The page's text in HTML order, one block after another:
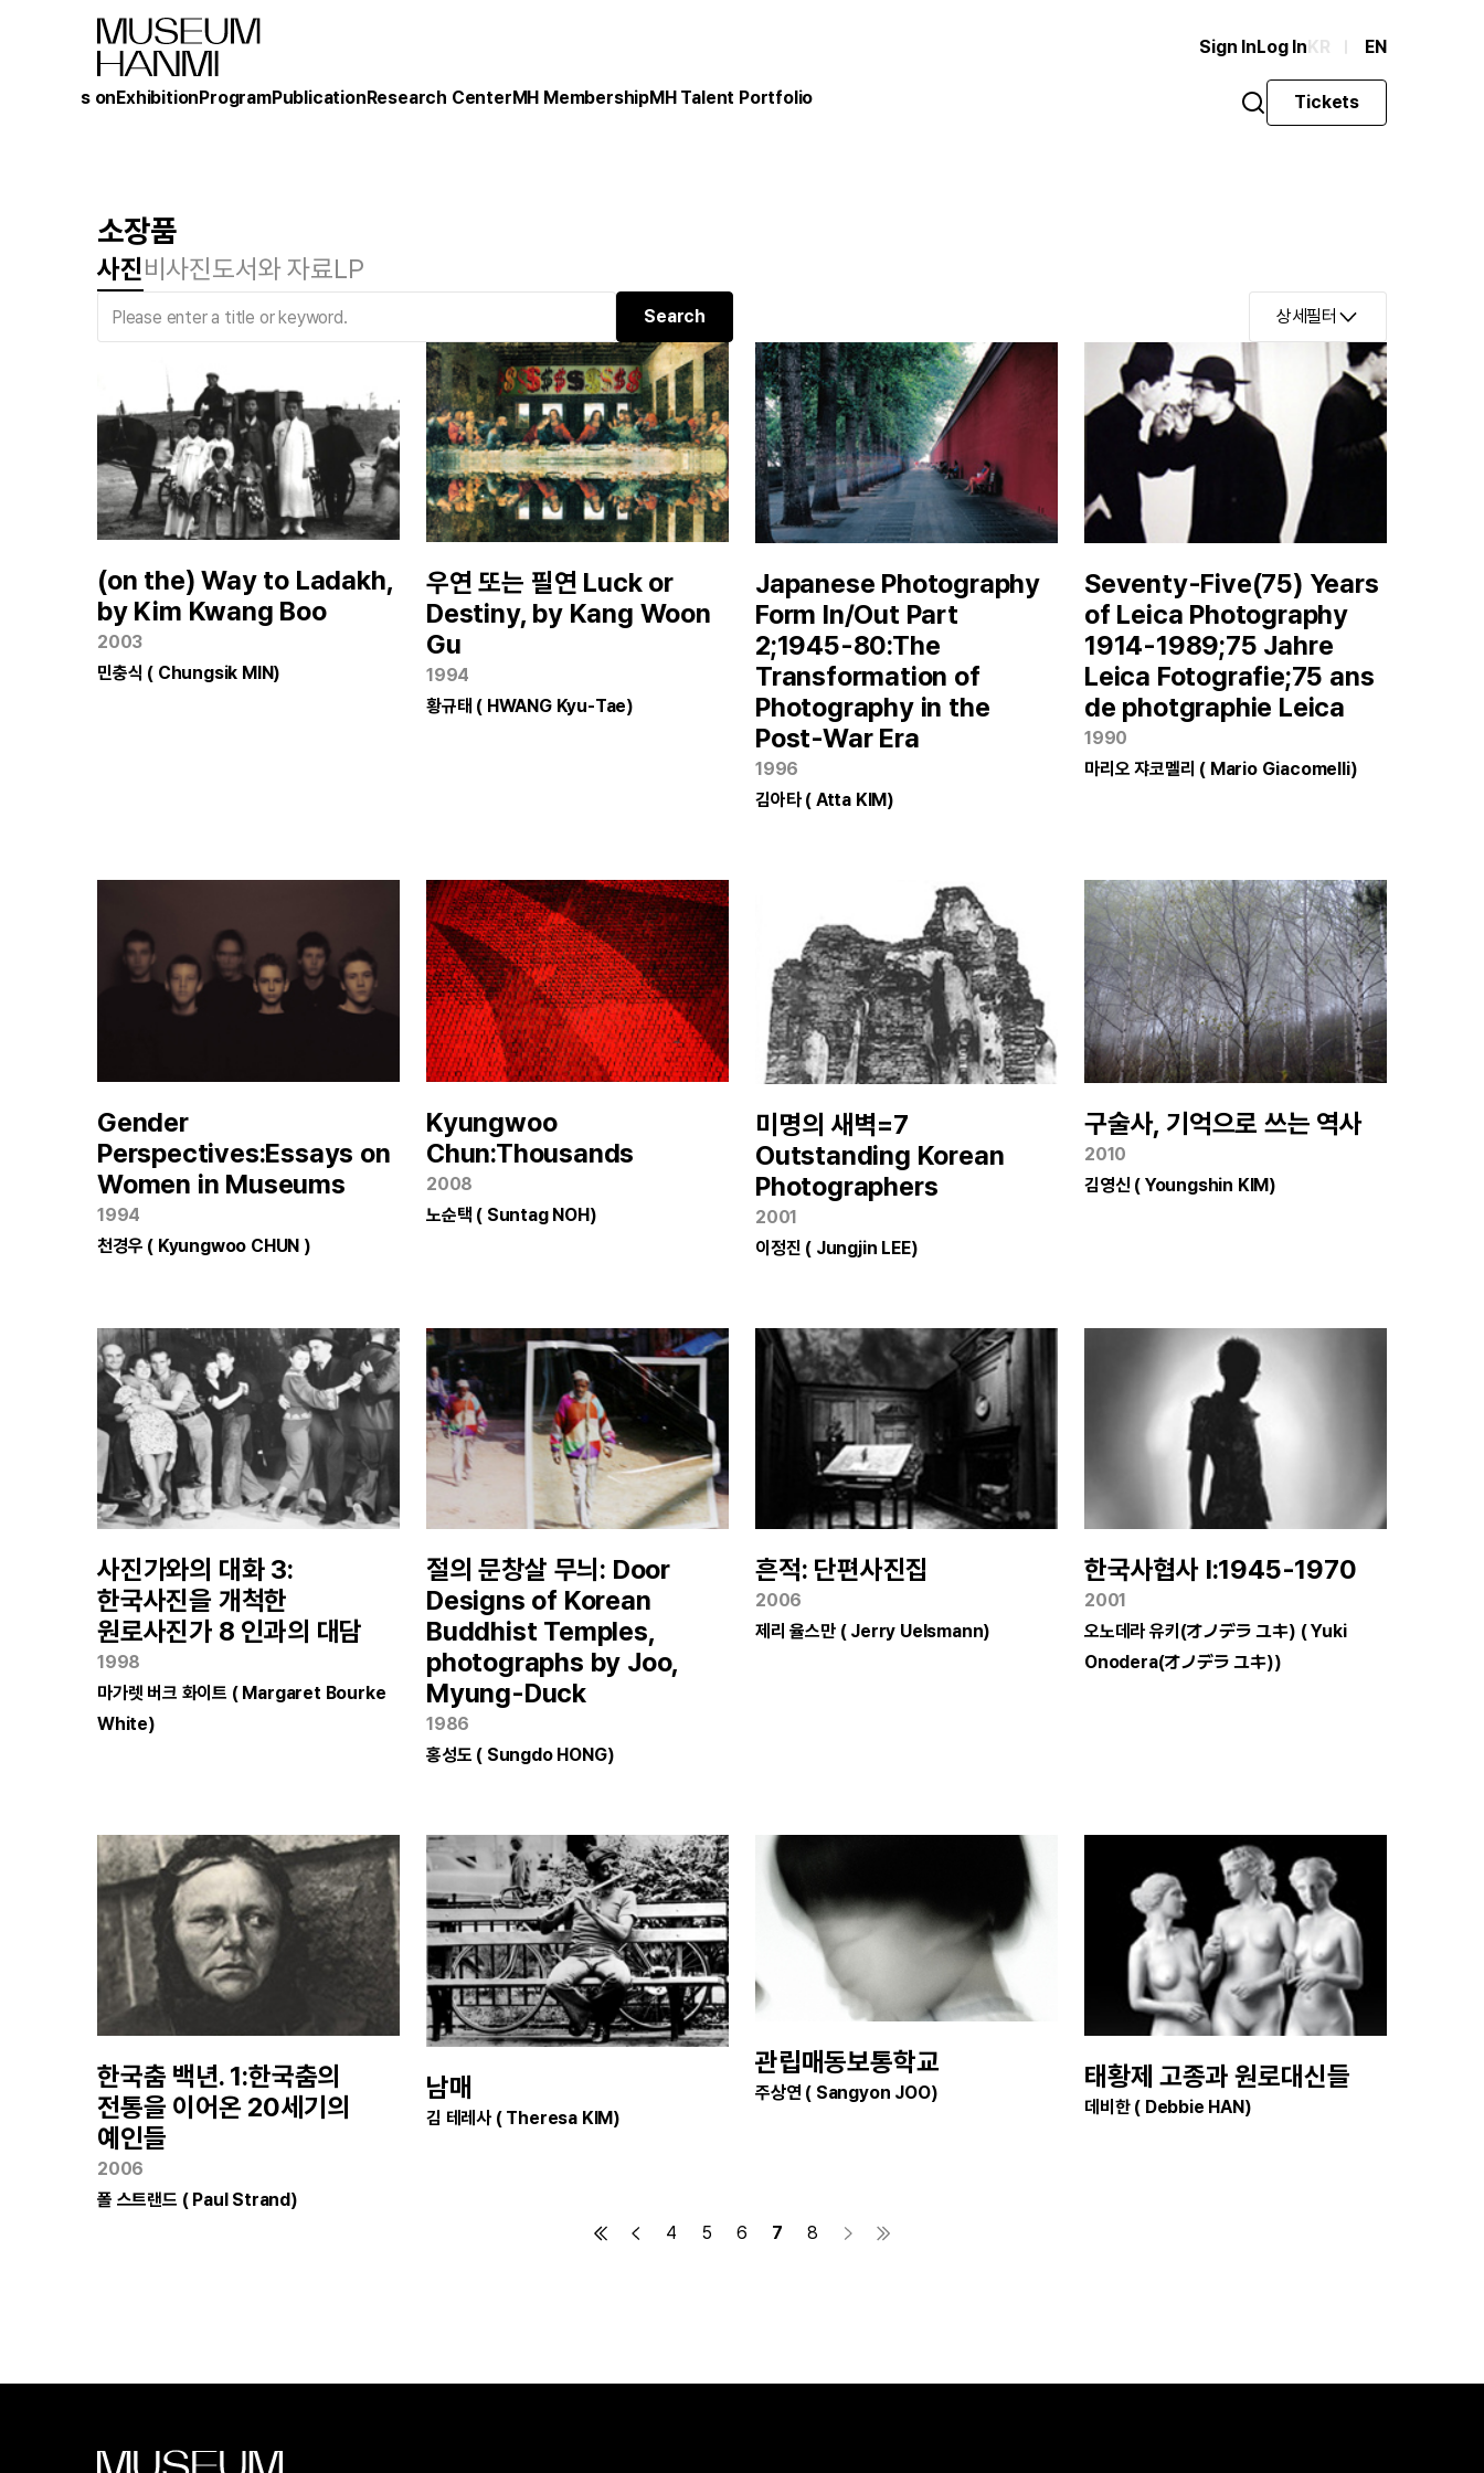
Sign InLog InKR EN
What's onExhibitionProgramPublicationResearch CenterMH MembershipMH Talent Portfolio Tickets
소장품
사진비사진도서와 자료LP
상세필터
(on the) Way to Ladakh,
by Kim Kwang Boo
2003
민충식 ( Chungsik MIN)
우연 또는 필연 Luck or
Destiny, by Kang Woon
Gu
1994
황규태 ( HWANG Kyu-Tae)
Japanese Photography
Form In/Out Part
2;1945-80:The
Transformation of
Photography in the
Post-War Era
1996
김아타 ( Atta KIM)
Seventy-Five(75) Years
of Leica Photography
1914-1989;75 Jahre
Leica Fotografie;75 ans
de photgraphie Leica
1990
마리오 쟈코멜리 ( Mario Giacomelli)
Gender
Perspectives:Essays on
Women in Museums
1994
천경우 ( Kyungwoo CHUN )
Kyungwoo
Chun:Thousands
2008
노순택 ( Suntag NOH)
미명의 새벽=7
Outstanding Korean
Photographers
2001
이정진 ( Jungjin LEE)
구술사, 기억으로 쓰는 역사
2010
김영신 ( Youngshin KIM)
사진가와의 대화 3:
한국사진을 개척한
원로사진가 8 인과의 대담
1998
마가렛 버크 화이트 ( Margaret Bourke
White)
절의 문창살 무늬: Door
Designs of Korean
Buddhist Temples,
photographs by Joo,
Myung-Duck
1986
홍성도 ( Sungdo HONG)
흔적: 단편사진집
2006
제리 율스만 ( Jerry Uelsmann)
한국사협사 I:1945-1970
2001
오노데라 유키(オノデラ ユキ) ( Yuki
Onodera(オノデラ ユキ))
한국춤 백년. 1:한국춤의
전통을 이어온 20세기의
예인들
2006
폴 스트랜드 ( Paul Strand)
남매
김 테레사 ( Theresa KIM)
관립매동보통학교
주상연 ( Sangyon JOO) 태황제 고종과 원로대신들
데비한 ( Debbie HAN)
4 5 6 7 8